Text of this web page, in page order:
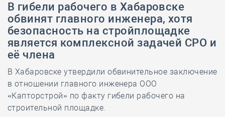
В гибели рабочего в Хабаровске
обвинят главного инженера, хотя
безопасность на стройплощадке
является комплексной задачей СРО и
её члена
В Хабаровске утвердили обвинительное заключение
в отношении главного инженера ООО
«Капторстрой» по факту гибели рабочего на
строительной площадке.